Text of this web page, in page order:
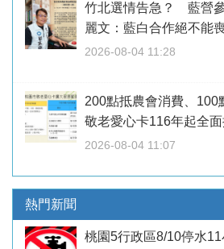
竹北選情告急？ 藍營
麗文：藍白合作絕不能
2026-08-04 11:28
200點抵農會消費、
敬老愛心卡116年起全
2026-08-04 11:07
熱門新聞
桃園5行政區8/10停水